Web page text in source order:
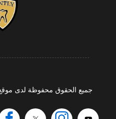
جميع الحقوق محفوظة لدى موقع